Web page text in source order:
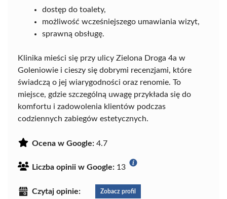
dostęp do toalety,
możliwość wcześniejszego umawiania wizyt,
sprawną obsługę.
Klinika mieści się przy ulicy Zielona Droga 4a w
Goleniowie i cieszy się dobrymi recenzjami, które
świadczą o jej wiarygodności oraz renomie. To
miejsce, gdzie szczególną uwagę przykłada się do
komfortu i zadowolenia klientów podczas
codziennych zabiegów estetycznych.
Ocena w Google: 4.7
Liczba opinii w Google: 13
Czytaj opinie: Zobacz profil